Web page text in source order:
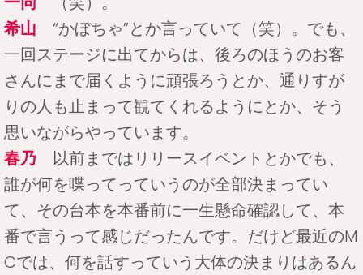
希山 “かぼちゃ”とか言っていて（笑）。でも、
一回ステージに出てからは、後ろのほうのお客
さんにまで届くように頑張ろうとか、通りすが
りの人も止まって観てくれるようにとか、そう
思いながらやっています。
春乃 以前まではリリースイベントとかでも、
誰が何を喋ってっていうのが全部決まってい
て、その台本を本番前に一生懸命確認して、本
番で言うって感じだったんです。だけど最近のM
Cでは、何を話すっていう大体の決まりはあるん